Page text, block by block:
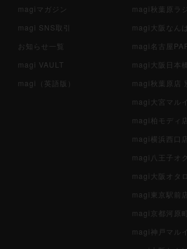
magiマガジン
magi SNS取引
お知らせ一覧
magi VAULT
magi（英語版）
magi秋葉原ラ
magi大阪なん
magi名古屋
magi大阪日本
magi秋葉原店
magi大宮マル
magi柏モディ
magi横浜西口
magi八王子オ
magi大阪オタ
magi東京駅前
magi京都河原
magi神戸マル